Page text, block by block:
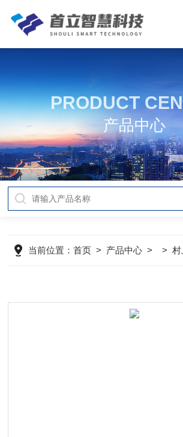
PRODUCT
产品中心
当前位置：首页 > 产品中心 > >